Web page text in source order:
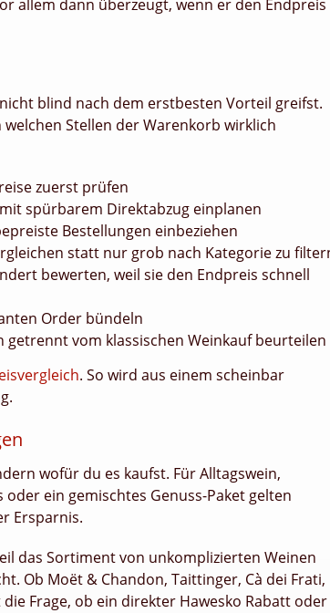
allem dann überzeugt, wenn er den Endpreis
blind nach dem erstbesten Vorteil greifst.
Stellen der Warenkorb wirklich
zuerst prüfen
spürbarem Direktabzug einplanen
Bestellungen einbeziehen
statt nur grob nach Kategorie zu
bewerten, weil sie den Endpreis schnell
Order bündeln
vom klassischen Weinkauf beurteilen
. So wird aus einem scheinbar
wofür du es kaufst. Für Alltagswein,
ein gemischtes Genuss-Paket gelten
Ersparnis.
das Sortiment von unkomplizierten Weinen
Ob Moët & Chandon, Taittinger, Cà dei Frati,
Frage, ob ein direkter Hawesko Rabatt oder